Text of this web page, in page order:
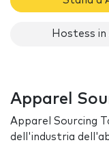
Hostess
Apparel
Apparel Sourcing
dell'industria